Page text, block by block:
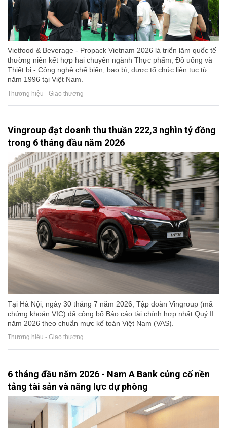
Vietfood & Beverage - Propack Vietnam 2026 là triển lãm quốc tế
thường niên kết hợp hai chuyên ngành Thực phẩm, Đồ uống và
Thiết bị - Công nghệ chế biến, bao bì, được tổ chức liên tục từ
năm 1996 tại Việt Nam.
Thương hiệu - Giao thương
Vingroup đạt doanh thu thuần 222,3 nghìn tỷ đồng
trong 6 tháng đầu năm 2026
Tại Hà Nội, ngày 30 tháng 7 năm 2026, Tập đoàn Vingroup (mã
chứng khoán VIC) đã công bố Báo cáo tài chính hợp nhất Quý II
năm 2026 theo chuẩn mực kế toán Việt Nam (VAS).
Thương hiệu - Giao thương
6 tháng đầu năm 2026 - Nam A Bank củng cố nền
tảng tài sản và năng lực dự phòng